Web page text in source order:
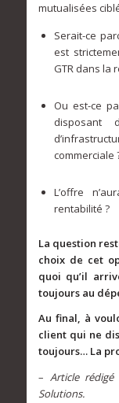
mutualisées
Serait-ce
est
GTR dans la
Ou est-ce
disposant
commerciale
L’offre
rentabilité ?
La question
choix de cet
quoi qu’il
toujours au
Au final, à
client qui ne
toujours… La
– Article rédigé
Solutions.